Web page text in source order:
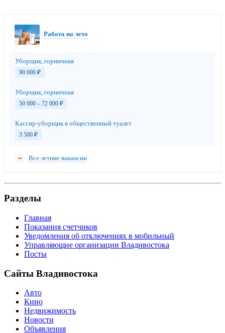
Работа на лето
Уборщик, горничная
90 000 ₽
Уборщик, горничная
50 000 – 72 000 ₽
Кассир-уборщик в общественный туалет
3 500 ₽
Все летние вакансии
Разделы
Главная
Показания счетчиков
Уведомления об отключениях в мобильный
Управляющие организации Владивостока
Посты
Сайты Владивостока
Авто
Кино
Недвижимость
Новости
Объявления